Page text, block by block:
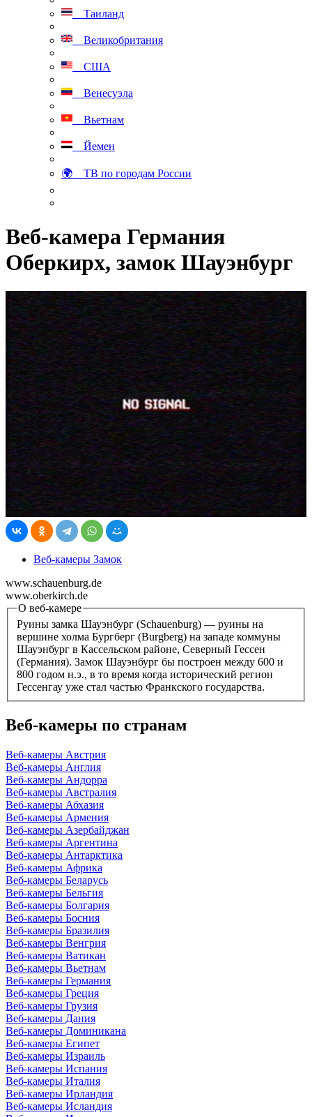
Таиланд
Великобритания
США
Венесуэла
Вьетнам
Йемен
🌍 ТВ по городам России
Веб-камера Германия
Оберкирх, замок Шауэнбург
Веб-камеры Замок
www.schauenburg.de
www.oberkirch.de
О веб-камере
Руины замка Шауэнбург (Schauenburg) — руины на
вершине холма Бургберг (Burgberg) на западе коммуны
Шауэнбург в Кассельском районе, Северный Гессен
(Германия). Замок Шауэнбург бы построен между 600 и
800 годом н.э., в то время когда исторический регион
Гессенгау уже стал частью Франкского государства.
Веб-камеры по странам
Веб-камеры Австрия
Веб-камеры Англия
Веб-камеры Андорра
Веб-камеры Австралия
Веб-камеры Абхазия
Веб-камеры Армения
Веб-камеры Азербайджан
Веб-камеры Аргентина
Веб-камеры Антарктика
Веб-камеры Африка
Веб-камеры Беларусь
Веб-камеры Бельгия
Веб-камеры Болгария
Веб-камеры Босния
Веб-камеры Бразилия
Веб-камеры Венгрия
Веб-камеры Ватикан
Веб-камеры Вьетнам
Веб-камеры Германия
Веб-камеры Греция
Веб-камеры Грузия
Веб-камеры Дания
Веб-камеры Доминикана
Веб-камеры Египет
Веб-камеры Израиль
Веб-камеры Испания
Веб-камеры Италия
Веб-камеры Ирландия
Веб-камеры Исландия